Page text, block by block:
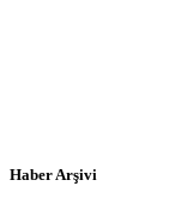
Haber Arşivi